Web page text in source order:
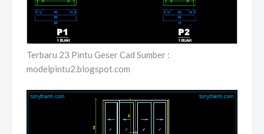
Terbaru 23 Pintu Geser Cad Sumber :
modelpintu2.blogspot.com